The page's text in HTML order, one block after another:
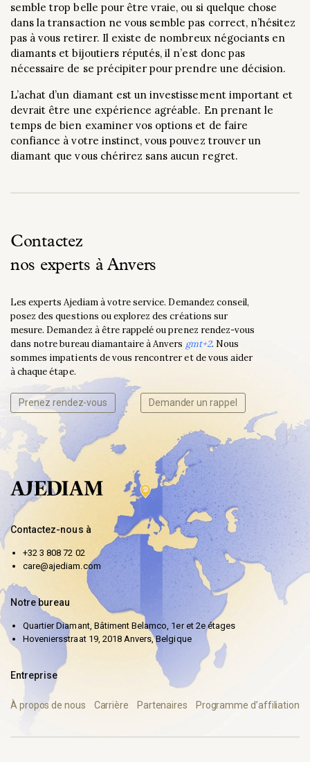
semble trop belle pour être vraie, ou si quelque chose
dans la transaction ne vous semble pas correct, n’hésitez
pas à vous retirer. Il existe de nombreux négociants en
diamants et bijoutiers réputés, il n’est donc pas
nécessaire de se précipiter pour prendre une décision.
L’achat d’un diamant est un investissement important et
devrait être une expérience agréable. En prenant le
temps de bien examiner vos options et de faire
confiance à votre instinct, vous pouvez trouver un
diamant que vous chérirez sans aucun regret.
Contactez
nos experts à Anvers
Les experts Ajediam à votre service. Demandez conseil,
posez des questions ou explorez des créations sur
mesure. Demandez à être rappelé ou prenez rendez-vous
dans notre bureau diamantaire à Anvers gmt+2. Nous
sommes impatients de vous rencontrer et de vous aider
à chaque étape.
Prenez rendez-vous Demander un rappel
Contactez-nous à
+32 3 808 72 02
care@ajediam.com
Notre bureau
Quartier Diamant, Bâtiment Belamco, 1er et 2e étages
Hoveniersstraat 19, 2018 Anvers, Belgique
Entreprise
À propos de nous Carrière Partenaires Programme d’affiliation